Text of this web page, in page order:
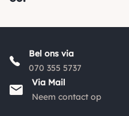
Verzending
Je ontvangt een track &
pakketje kan volgen. Voor
verzendkosten € 5.95, daarna
*.
Bel ons via
070 355 5737
Via Mail
Neem contact op